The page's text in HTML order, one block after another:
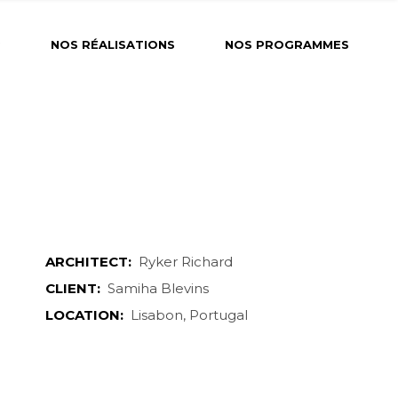
NOS RÉALISATIONS NOS PROGRAMMES
ARCHITECT: Ryker Richard
CLIENT: Samiha Blevins
LOCATION: Lisabon, Portugal